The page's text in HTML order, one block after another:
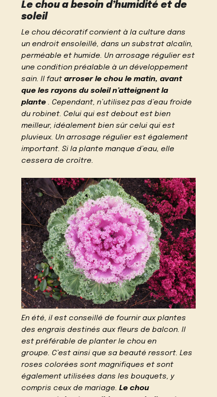
Le chou a besoin d’humidité et de
soleil
Le chou décoratif convient à la culture dans
un endroit ensoleillé, dans un substrat alcalin,
perméable et humide. Un arrosage régulier est
une condition préalable à un développement
sain. Il fautarroser le chou le matin, avant
que les rayons du soleil n’atteignent la
plante . Cependant, n’utilisez pas d’eau froide
du robinet. Celui qui est debout est bien
meilleur, idéalement bien sûr celui qui est
pluvieux. Un arrosage régulier est également
important. Si la plante manque d’eau, elle
cessera de croître.
En été, il est conseillé de fournir aux plantes
des engrais destinés aux fleurs de balcon. Il
est préférable de planter le chou en
groupe. C’est ainsi que sa beauté ressort. Les
roses colorées sont magnifiques et sont
également utilisées dans les bouquets, y
compris ceux de mariage.Le chou